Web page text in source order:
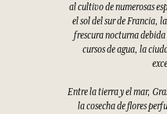
al cultivo de numerosas
el sol del sur de Francia,
frescura nocturna
cursos de agua, la
Entre la tierra y el mar,
la cosecha de flores